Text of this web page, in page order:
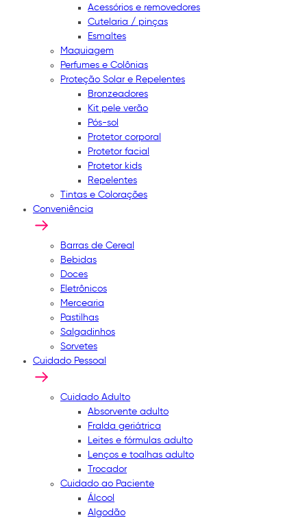
Acessórios e removedores
Cutelaria / pinças
Esmaltes
Maquiagem
Perfumes e Colônias
Proteção Solar e Repelentes
Bronzeadores
Kit pele verão
Pós-sol
Protetor corporal
Protetor facial
Protetor kids
Repelentes
Tintas e Colorações
Conveniência
Barras de Cereal
Bebidas
Doces
Eletrônicos
Mercearia
Pastilhas
Salgadinhos
Sorvetes
Cuidado Pessoal
Cuidado Adulto
Absorvente adulto
Fralda geriátrica
Leites e fórmulas adulto
Lenços e toalhas adulto
Trocador
Cuidado ao Paciente
Álcool
Algodão